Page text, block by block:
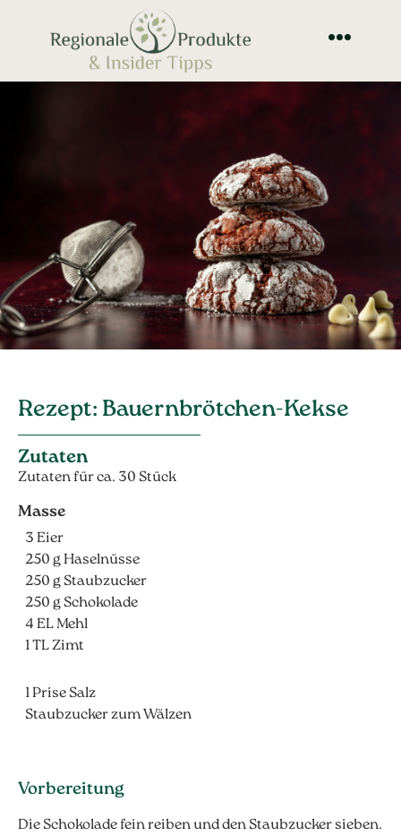
Rezept: Bauernbrötchen-Kekse
Zutaten
Zutaten für ca. 30 Stück
Masse
3 Eier
250 g Haselnüsse
250 g Staubzucker
250 g Schokolade
4 EL Mehl
1 TL Zimt
1 Prise Salz
Staubzucker zum Wälzen
Vorbereitung
Die Schokolade fein reiben und den Staubzucker sieben.